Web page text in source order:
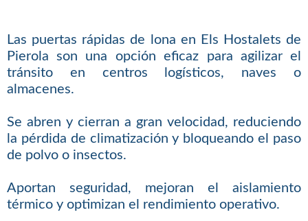
Las puertas rápidas de lona en Els Hostalets de
Pierola son una opción eficaz para agilizar el
tránsito en centros logísticos, naves o
almacenes.
Se abren y cierran a gran velocidad, reduciendo
la pérdida de climatización y bloqueando el paso
de polvo o insectos.
Aportan seguridad, mejoran el aislamiento
térmico y optimizan el rendimiento operativo.